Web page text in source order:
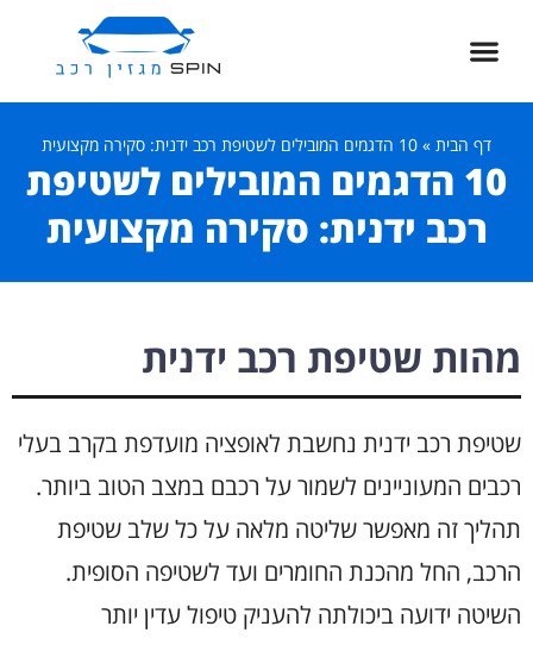
דף הבית » 10 הדגמים המובילים לשטיפת רכב ידנית: סקירה מקצועית
10 הדגמים המובילים לשטיפת
רכב ידנית: סקירה מקצועית
מהות שטיפת רכב ידנית
שטיפת רכב ידנית נחשבת לאופציה מועדפת בקרב בעלי
רכבים המעוניינים לשמור על רכבם במצב הטוב ביותר.
תהליך זה מאפשר שליטה מלאה על כל שלב שטיפת
הרכב, החל מהכנת החומרים ועד לשטיפה הסופית.
השיטה ידועה ביכולתה להעניק טיפול עדין יותר